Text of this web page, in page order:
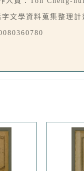
字文學資料蒐集整理計